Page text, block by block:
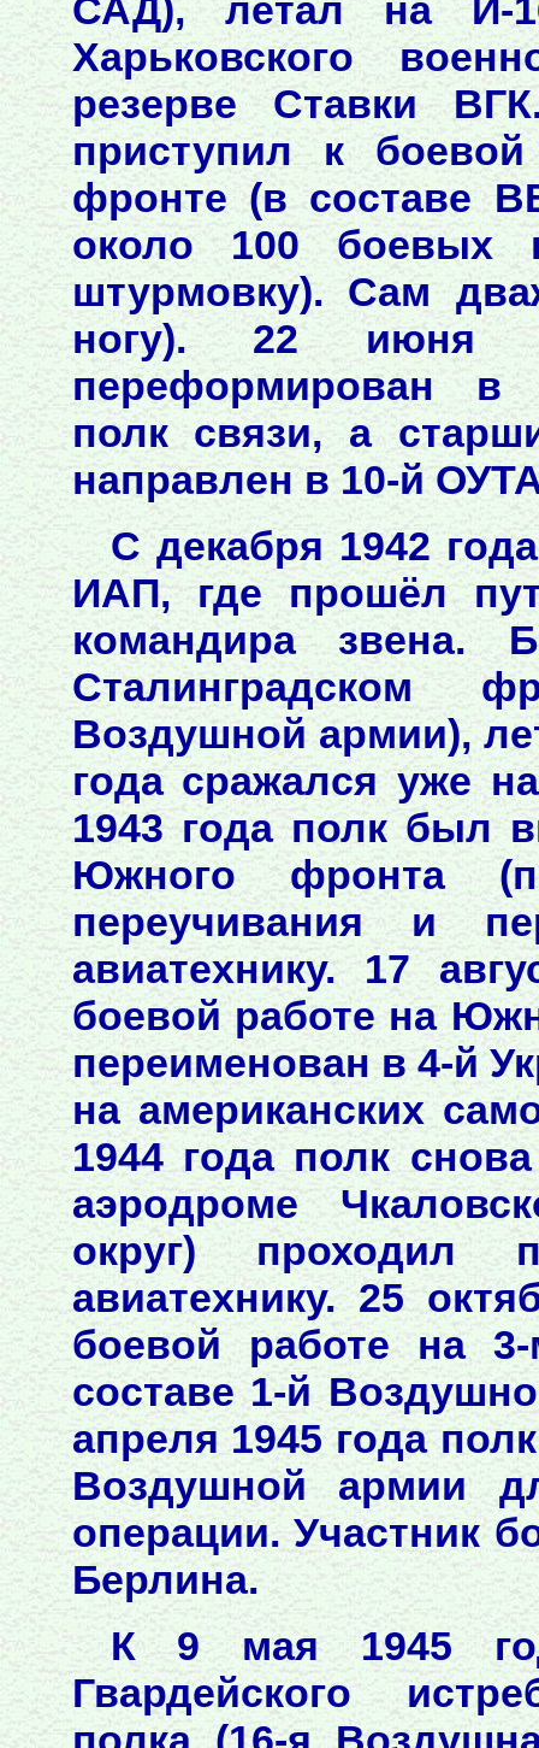
САД), летал на И-
Харьковского
резерве Ставки
приступил к
фронте (в составе
около 100 боевых
штурмовку). Сам
ногу). 22 июня
переформирован в
полк связи, а
направлен в 10-й
С декабря 1942
ИАП, где прошёл
командира звена.
Сталинградском
Воздушной армии),
года сражался уже
1943 года полк был
Южного фронта
переучивания и
авиатехнику. 17
боевой работе на
переименован в 4-й
на американских
1944 года полк
аэродроме
округ) проходил
авиатехнику. 25
боевой работе на
составе 1-й
апреля 1945 года
Воздушной армии
операции. Участник
Берлина.
К 9 мая 1945
Гвардейского